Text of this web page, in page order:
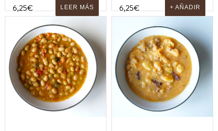
6,25€ LEER MÁS 6,25€ + AÑADIR